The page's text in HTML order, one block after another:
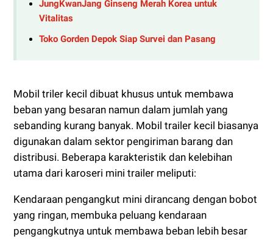
JungKwanJang Ginseng Merah Korea untuk
Vitalitas
Toko Gorden Depok Siap Survei dan Pasang
Mobil triler kecil dibuat khusus untuk membawa
beban yang besaran namun dalam jumlah yang
sebanding kurang banyak. Mobil trailer kecil biasanya
digunakan dalam sektor pengiriman barang dan
distribusi. Beberapa karakteristik dan kelebihan
utama dari karoseri mini trailer meliputi:
Kendaraan pengangkut mini dirancang dengan bobot
yang ringan, membuka peluang kendaraan
pengangkutnya untuk membawa beban lebih besar